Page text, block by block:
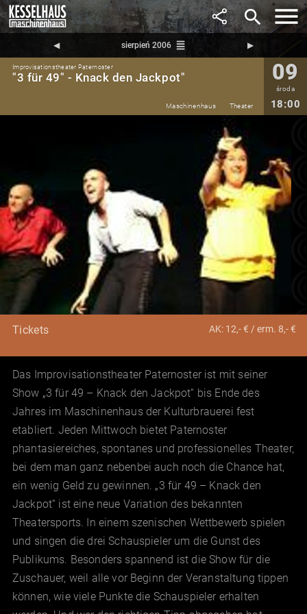
search
◀︎ sierpień 2006 reorder ▶︎
Improvisationstheater Paternoster
"3 für 49" - Knack den Jackpot" 09
środa
18:00
Maschinenhaus Theater
Tickets AK: 12,- € / erm. 8,- €
Das Improvisationstheater Paternoster ist mit seiner
Show „3 für 49 – Knack den Jackpot“ bis Ende des
Jahres im Maschinenhaus der Kulturbrauerei fest
etabliert. Jeden Mittwoch bietet Paternoster
phantasiereiches, spontanes und professionelles Theater,
bei dem man ganz nebenbei auch noch die Chance hat,
ein wenig Geld zu gewinnen. „3 für 49 – Knack den
Jackpot“ ist eine neue Variation des bekannten
Theatersports. In einem szenischen Wettbewerb spielen
und singen die drei Schauspieler um die Gunst des
Publikums. Besonders spannend ist die Show für die
Zuschauer, weil alle vor Beginn der Veranstaltung tippen
können, wie viele Punkte die Schauspieler erhalten